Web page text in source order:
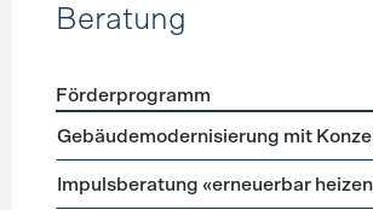
Beratung
Förderprogramme Beratung
Förderprogramm
Gebäudemodernisierung mit
Impulsberatung «erneuerbar